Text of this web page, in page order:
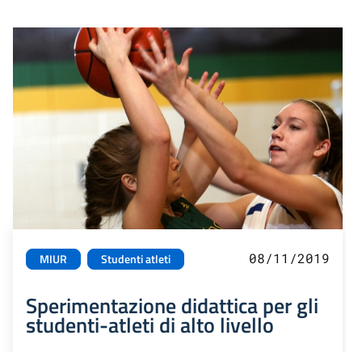
MIUR Studenti atleti 08/11/2019
Sperimentazione didattica per gli
studenti-atleti di alto livello